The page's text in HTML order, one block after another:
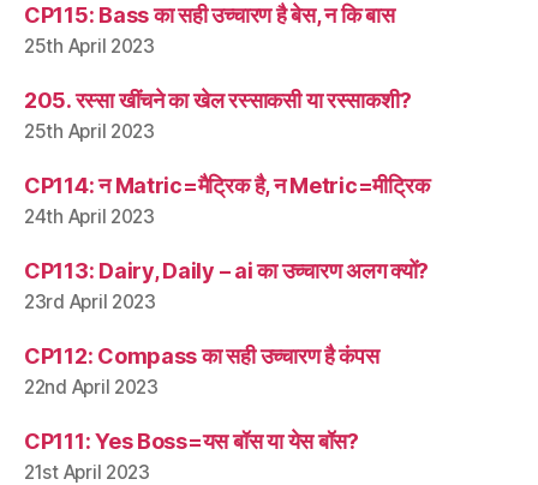
CP115: Bass का सही उच्चारण है बेस, न कि बास
25th April 2023
205. रस्सा खींचने का खेल रस्साकसी या रस्साकशी?
25th April 2023
CP114: न Matric=मैट्रिक है, न Metric=मीट्रिक
24th April 2023
CP113: Dairy, Daily – ai का उच्चारण अलग क्यों?
23rd April 2023
CP112: Compass का सही उच्चारण है कंपस
22nd April 2023
CP111: Yes Boss=यस बॉस या येस बॉस?
21st April 2023